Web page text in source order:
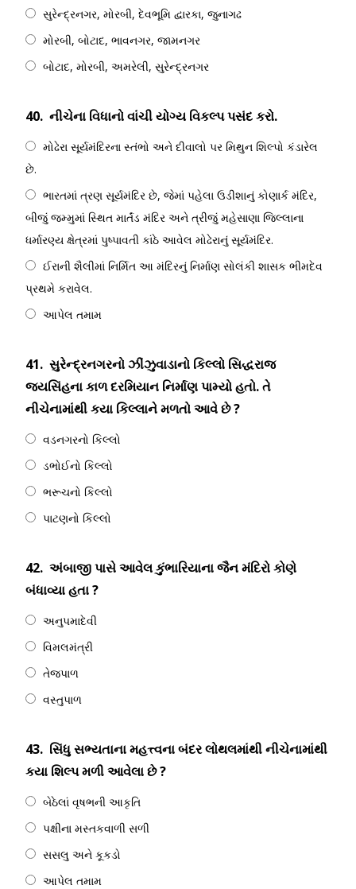
સુરેન્દ્રનગર, મોરબી, દેવભૂમિ દ્વારકા, જુનાગઢ
મોરબી, બોટાદ, ભાવનગર, જામનગર
બોટાદ, મોરબી, અમરેલી, સુરેન્દ્રનગર
40. નીચેના વિધાનો વાંચી યોગ્ય વિકલ્પ પસંદ કરો.
મોઢેરા સૂર્યમંદિરના સ્તંભો અને દીવાલો પર મિથુન શિલ્પો કંડારેલ
છે.
ભારતમાં ત્રણ સૂર્યમંદિર છે, જેમાં પહેલા ઉડીશાનું કોણાર્ક મંદિર,
બીજું જમ્મુમાં સ્થિત માર્તંડ મંદિર અને ત્રીજું મહેસાણા જિલ્લાના
ધર્મારણ્ય ક્ષેત્રમાં પુષ્પાવતી કાંઠે આવેલ મોઢેરાનું સૂર્યમંદિર.
ઈરાની શૈલીમાં નિર્મિત આ મંદિરનું નિર્માણ સોલંકી શાસક ભીમદેવ
પ્રથમે કરાવેલ.
આપેલ તમામ
41. સુરેન્દ્રનગરનો ઝીંઝુવાડાનો કિલ્લો સિદ્ધરાજ
જયસિંહના કાળ દરમિયાન નિર્માણ પામ્યો હતો. તે
નીચેનામાંથી કયા કિલ્લાને મળતો આવે છે ?
વડનગરનો કિલ્લો
ડભોઈનો કિલ્લો
ભરૂચનો કિલ્લો
પાટણનો કિલ્લો
42. અંબાજી પાસે આવેલ કુંભારિયાના જૈન મંદિરો કોણે
બંધાવ્યા હતા ?
અનુપમાદેવી
વિમલમંત્રી
તેજપાળ
વસ્તુપાળ
43. સિંધુ સભ્યતાના મહત્ત્વના બંદર લોથલમાંથી નીચેનામાંથી
કયા શિલ્પ મળી આવેલા છે ?
બેઠેલાં વૃષભની આકૃતિ
પક્ષીના મસ્તકવાળી સળી
સસલુ અને કૂકડો
આપેલ તમામ